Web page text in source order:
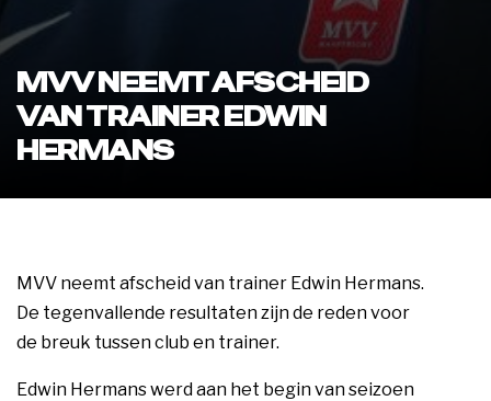
MVV NEEMT AFSCHEID
VAN TRAINER EDWIN
HERMANS
MVV neemt afscheid van trainer Edwin Hermans.
De tegenvallende resultaten zijn de reden voor
de breuk tussen club en trainer.
Edwin Hermans werd aan het begin van seizoen